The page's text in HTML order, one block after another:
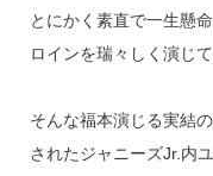
とにかく素直で一生懸
ロインを瑞々しく演じて
そんな福本演じる実結
されたジャニーズJr.内